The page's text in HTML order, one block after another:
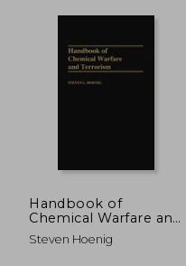
45% $
Handbook of
Chemical Warfare and
Terrorism (en Inglés)
Steven Hoenig